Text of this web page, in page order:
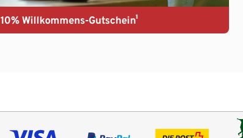
10% Willkommens-Gutschein¹